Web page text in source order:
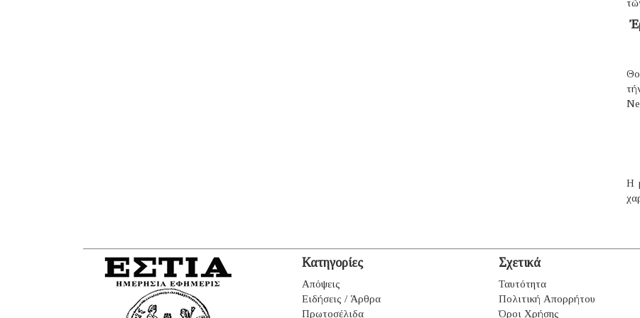
H
Κατηγορίες
Απόψεις
Ειδήσεις / Άρθρα
Πρωτοσέλιδα
Σχετικά
Ταυτότητα
Πολιτική Απορρήτου
Όροι Χρήσης